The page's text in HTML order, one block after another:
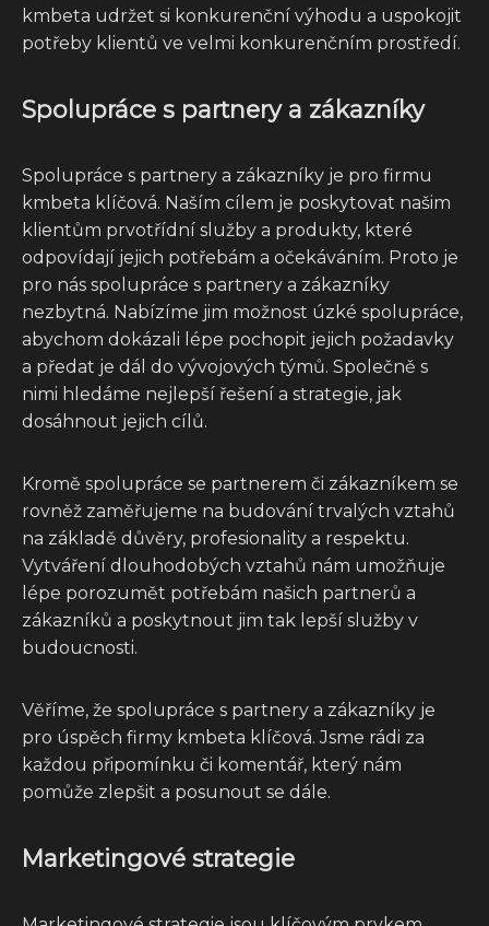
kmbeta udržet si konkurenční výhodu a uspokojit
potřeby klientů ve velmi konkurenčním prostředí.
Spolupráce s partnery a zákazníky
Spolupráce s partnery a zákazníky je pro firmu
kmbeta klíčová. Naším cílem je poskytovat našim
klientům prvotřídní služby a produkty, které
odpovídají jejich potřebám a očekáváním. Proto je
pro nás spolupráce s partnery a zákazníky
nezbytná. Nabízíme jim možnost úzké spolupráce,
abychom dokázali lépe pochopit jejich požadavky
a předat je dál do vývojových týmů. Společně s
nimi hledáme nejlepší řešení a strategie, jak
dosáhnout jejich cílů.
Kromě spolupráce se partnerem či zákazníkem se
rovněž zaměřujeme na budování trvalých vztahů
na základě důvěry, profesionality a respektu.
Vytváření dlouhodobých vztahů nám umožňuje
lépe porozumět potřebám našich partnerů a
zákazníků a poskytnout jim tak lepší služby v
budoucnosti.
Věříme, že spolupráce s partnery a zákazníky je
pro úspěch firmy kmbeta klíčová. Jsme rádi za
každou připomínku či komentář, který nám
pomůže zlepšit a posunout se dále.
Marketingové strategie